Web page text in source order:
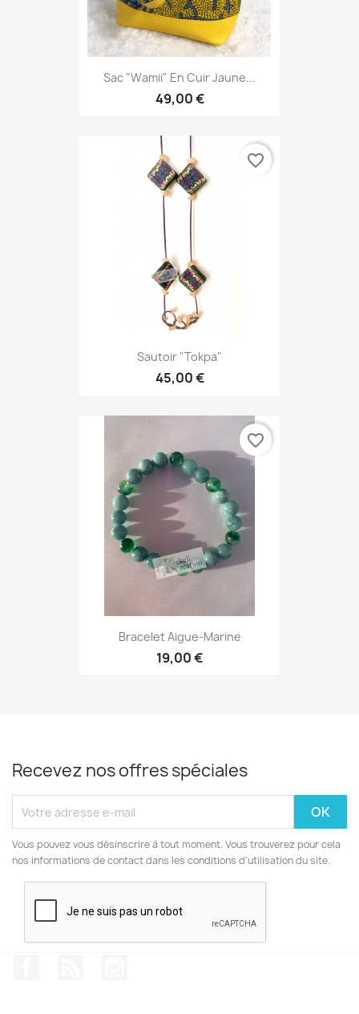
Sac "Wamii" En Cuir Jaune...
49,00 €
Sautoir "Tokpa"
45,00 €
favorite_border
Bracelet Aigue-Marine
19,00 €
favorite_border
Recevez nos offres spéciales
Vous pouvez vous désinscrire à tout moment. Vous trouverez pour cela
nos informations de contact dans les conditions d'utilisation du site.